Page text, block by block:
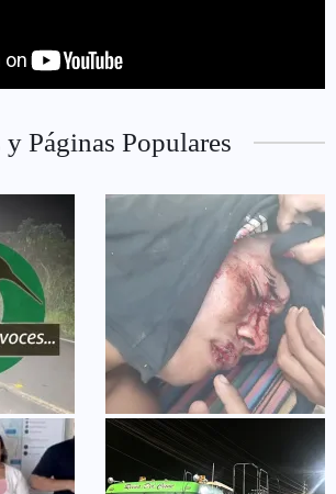
y Páginas Populares